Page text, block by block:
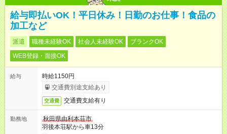
給与即払いOK！平日休み！日勤のお仕事！食品の
加工など
派遣 職種未経験OK 社会人未経験OK
ブランクOK
WEB登録・面接OK
給与
時給1150円
交通費別途支給あり
交通費 交通費支給有り
勤務地
秋田県由利本荘市
羽後本荘駅から車13分